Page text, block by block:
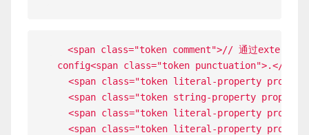
<span class="token comment">// 通过externals
config<span class="token punctuation">.</
<span class="token literal-property
<span class="token string-property
<span class="token literal-property
<span class="token literal-property